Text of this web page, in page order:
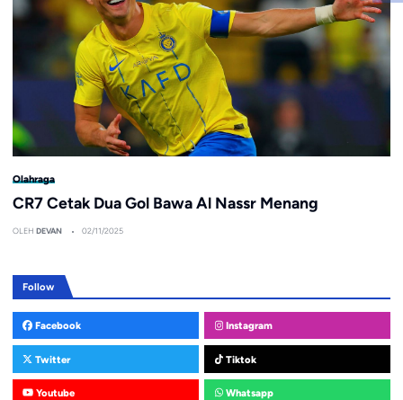
Olahraga
CR7 Cetak Dua Gol Bawa Al Nassr Menang
OLEH DEVAN 02/11/2025
Follow
Facebook Instagram
Twitter Tiktok
Youtube Whatsapp